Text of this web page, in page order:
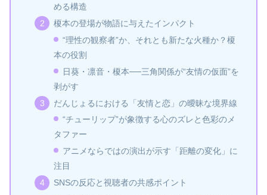
める構造
榎本の登場が物語に与えたインパクト
“理性の観察者”か、それとも新たな火種か？榎
本の役割
日葵・凛音・榎本──三角関係が“友情の仮面”を
剥がす
だんじょるにおける「友情と恋」の曖昧な境界線
“チューリップ”が象徴する心のズレと色彩のメ
タファー
アニメならではの演出が示す「距離の変化」に
注目
SNSの反応と視聴者の共感ポイント